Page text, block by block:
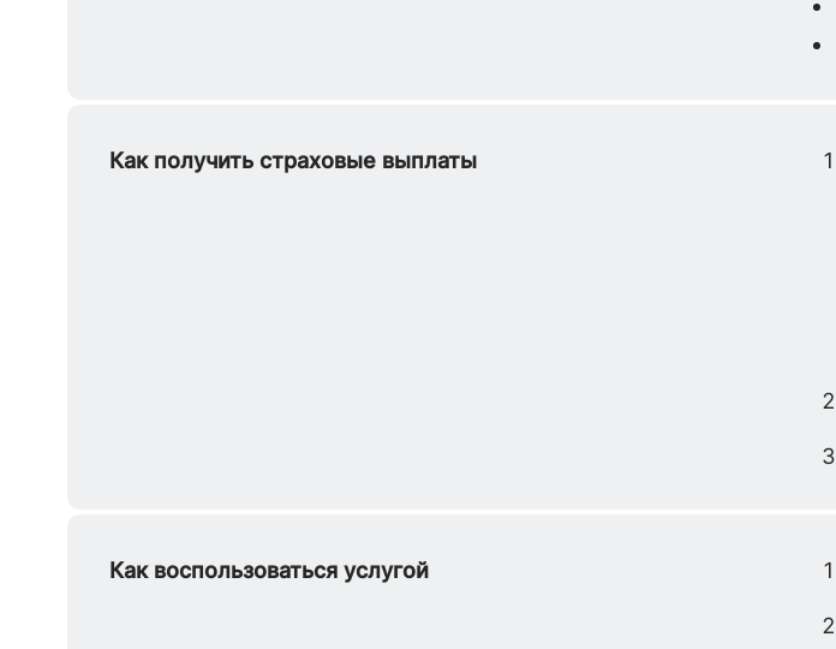
Как получить страховые выплаты
Как воспользоваться услугой